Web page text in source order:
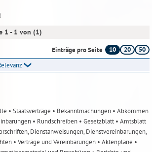
1 - 1 von (1)
Einträge pro Seite 10 20
50
• Staatsverträge • Bekanntmachungen • Abkommen
• Rundschreiben • Gesetzblatt• Amtsblatt
Dienstanweisungen, Dienstvereinbarungen,
• Verträge und Vereinbarungen • Aktenpläne •